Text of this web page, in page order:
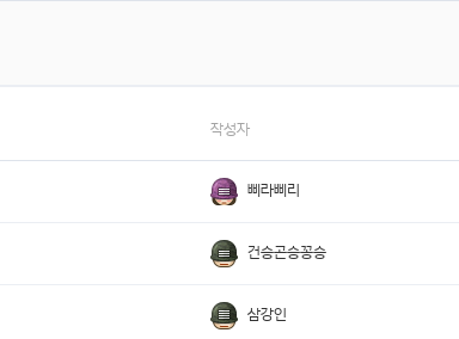
작성자
삐라삐리
건승곤승꽁승
삼강인